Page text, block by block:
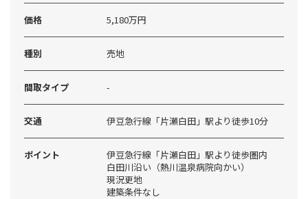
価格 5,180万円
種別 売地
間取タイプ -
交通 伊豆急行線「片瀬白田」駅より徒歩10分
ポイント
伊豆急行線「片瀬白田」駅より徒歩圏内
白田川沿い（熱川温泉病院向かい）
現況更地
建築条件なし